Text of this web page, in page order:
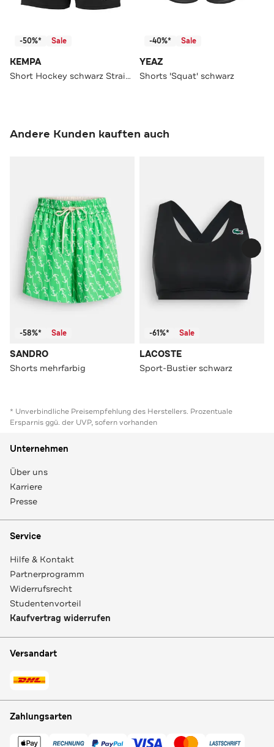
-50%* Sale
KEMPA
Short Hockey schwarz Straight
-40%* Sale
YEAZ
Shorts 'Squat' schwarz
Andere Kunden kauften auch
-58%* Sale
SANDRO
Shorts mehrfarbig
-61%* Sale
LACOSTE
Sport-Bustier schwarz
* Unverbindliche Preisempfehlung des Herstellers. Prozentuale
Ersparnis ggü. der UVP, sofern vorhanden
Unternehmen
Über uns
Karriere
Presse
Service
Hilfe & Kontakt
Partnerprogramm
Widerrufsrecht
Studentenvorteil
Kaufvertrag widerrufen
Versandart
Zahlungsarten